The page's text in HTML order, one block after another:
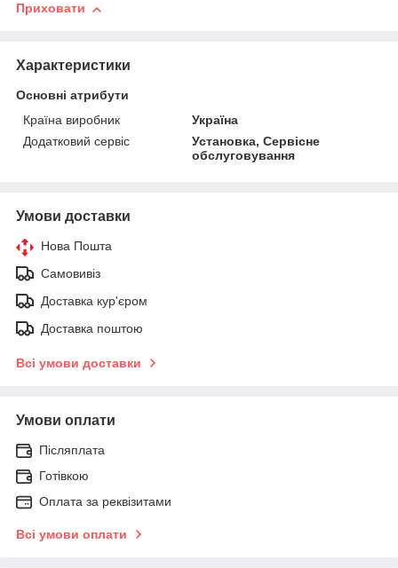
Приховати
Характеристики
Основні атрибути
Країна виробник
Україна
Додатковий сервіс
Установка, Сервісне
обслуговування
Умови доставки
Нова Пошта
Самовивіз
Доставка кур'єром
Доставка поштою
Всі умови доставки
Умови оплати
Післяплата
Готівкою
Оплата за реквізитами
Всі умови оплати